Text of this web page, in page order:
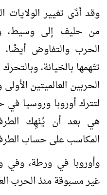
وقد أدَّى تغيير الولايات
من حليف إلى وسيط،
الحرب والتفاوض
تتّهمها بالخيانة،
الحربين العالميتين
لتترك أوروبا وروسيا
هي بعد أن يُنْهِك
المكاسب على حساب
وأوروبا في ورطة،
غير مسبوقة منذ الحرب